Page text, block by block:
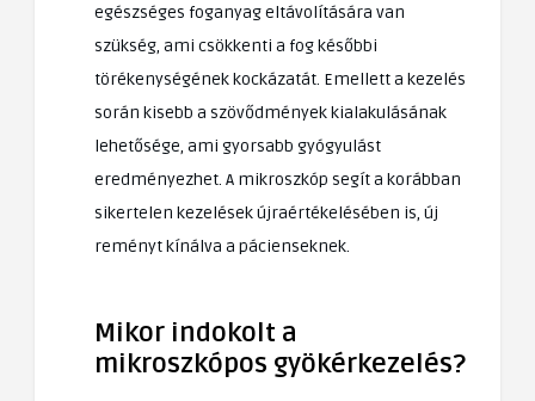
egészséges foganyag eltávolítására van
szükség, ami csökkenti a fog későbbi
törékenységének kockázatát. Emellett a kezelés
során kisebb a szövődmények kialakulásának
lehetősége, ami gyorsabb gyógyulást
eredményezhet. A mikroszkóp segít a korábban
sikertelen kezelések újraértékelésében is, új
reményt kínálva a pácienseknek.
Mikor indokolt a
mikroszkópos gyökérkezelés?